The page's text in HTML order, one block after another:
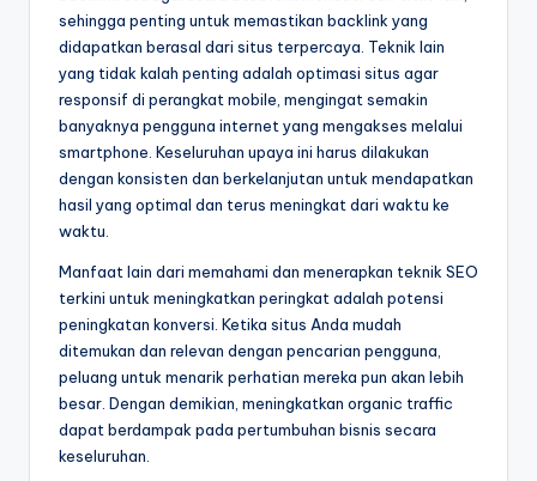
sehingga penting untuk memastikan backlink yang
didapatkan berasal dari situs terpercaya. Teknik lain
yang tidak kalah penting adalah optimasi situs agar
responsif di perangkat mobile, mengingat semakin
banyaknya pengguna internet yang mengakses melalui
smartphone. Keseluruhan upaya ini harus dilakukan
dengan konsisten dan berkelanjutan untuk mendapatkan
hasil yang optimal dan terus meningkat dari waktu ke
waktu.
Manfaat lain dari memahami dan menerapkan teknik SEO
terkini untuk meningkatkan peringkat adalah potensi
peningkatan konversi. Ketika situs Anda mudah
ditemukan dan relevan dengan pencarian pengguna,
peluang untuk menarik perhatian mereka pun akan lebih
besar. Dengan demikian, meningkatkan organic traffic
dapat berdampak pada pertumbuhan bisnis secara
keseluruhan.